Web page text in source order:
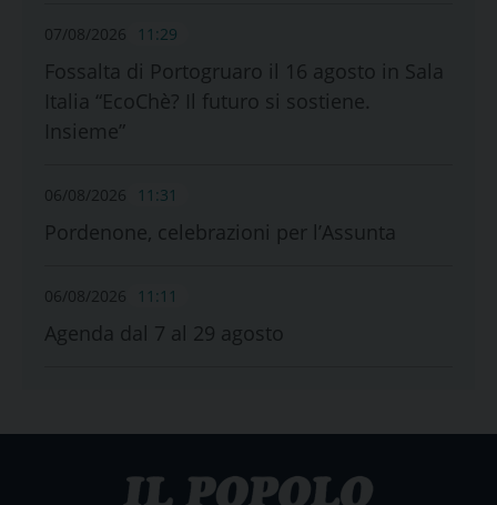
07/08/2026 11:29
Fossalta di Portogruaro il 16 agosto in Sala
Italia “EcoChè? Il futuro si sostiene.
Insieme”
06/08/2026 11:31
Pordenone, celebrazioni per l’Assunta
06/08/2026 11:11
Agenda dal 7 al 29 agosto